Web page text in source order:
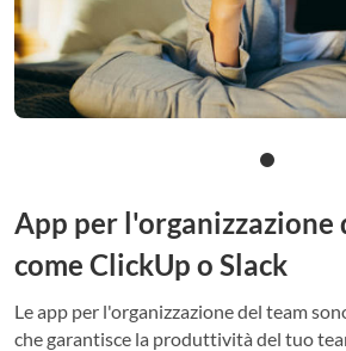
App per l'organizzazione
come ClickUp o Slack
Le app per l'organizzazione del team
che garantisce la produttività del tuo